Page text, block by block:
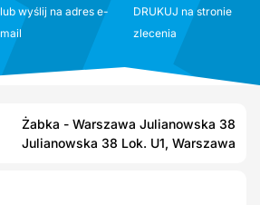
lub wyślij na adres e-
mail
DRUKUJ na stronie
zlecenia
Żabka - Warszawa Julianowska 38
Julianowska 38 Lok. U1, Warszawa